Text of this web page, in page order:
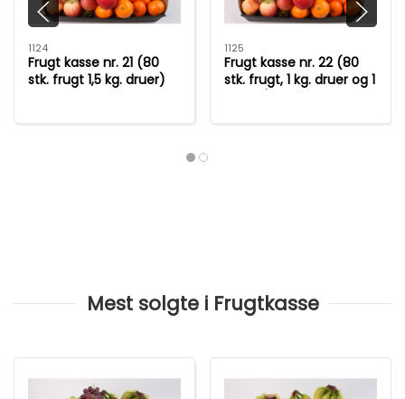
1124
Frugt kasse nr. 21 (80
stk. frugt 1,5 kg. druer)
1125
Frugt kasse nr. 22 (80
stk. frugt, 1 kg. druer og 1
Mest solgte i Frugtkasse